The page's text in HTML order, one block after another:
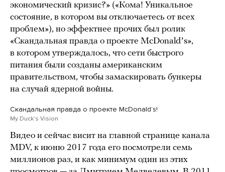
экономический кризис?» («Кома! Уникальное
состояние, в котором вы отключаетесь от всех
проблем»), но эффектнее прочих был ролик
«Скандальная правда о проекте McDonaldʼs»,
в котором утверждалось, что сети быстрого
питания были созданы американским
правительством, чтобы замаскировать бункеры
на случай ядерной войны.
Скандальная правда о проекте McDonaldʼs!
My Duckʼs Vision
Видео и сейчас висит на главной странице канала
MDV, к июню 2017 года его посмотрели семь
миллионов раз, и как минимум один из этих